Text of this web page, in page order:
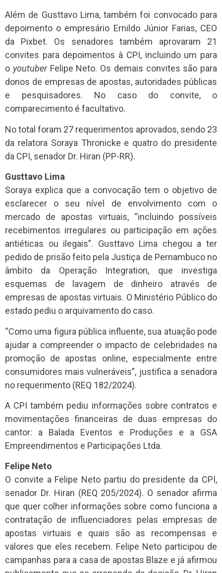
Além de Gusttavo Lima, também foi convocado para
depoimento o empresário Ernildo Júnior Farias, CEO
da Pixbet. Os senadores também aprovaram 21
convites para depoimentos à CPI, incluindo um para
o youtuberFelipe Neto. Os demais convites são para
donos de empresas de apostas, autoridades públicas
e pesquisadores. No caso do convite, o
comparecimento é facultativo.
No total foram 27 requerimentos aprovados, sendo 23
da relatora Soraya Thronicke e quatro do presidente
da CPI, senador Dr. Hiran (PP-RR).
Gusttavo Lima
Soraya explica que a convocação tem o objetivo de
esclarecer o seu nível de envolvimento com o
mercado de apostas virtuais, “incluindo possíveis
recebimentos irregulares ou participação em ações
antiéticas ou ilegais”. Gusttavo Lima chegou a ter
pedido de prisão feito pela Justiça de Pernambuco no
âmbito da Operação Integration, que investiga
esquemas de lavagem de dinheiro através de
empresas de apostas virtuais. O Ministério Público do
estado pediu o arquivamento do caso.
“Como uma figura pública influente, sua atuação pode
ajudar a compreender o impacto de celebridades na
promoção de apostas online, especialmente entre
consumidores mais vulneráveis”, justifica a senadora
no requerimento (REQ 182/2024).
A CPI também pediu informações sobre contratos e
movimentações financeiras de duas empresas do
cantor: a Balada Eventos e Produções e a GSA
Empreendimentos e Participações Ltda.
Felipe Neto
O convite a Felipe Neto partiu do presidente da CPI,
senador Dr. Hiran (REQ 205/2024). O senador afirma
que quer colher informações sobre como funciona a
contratação de influenciadores pelas empresas de
apostas virtuais e quais são as recompensas e
valores que eles recebem. Felipe Neto participou de
campanhas para a casa de apostas Blaze e já afirmou